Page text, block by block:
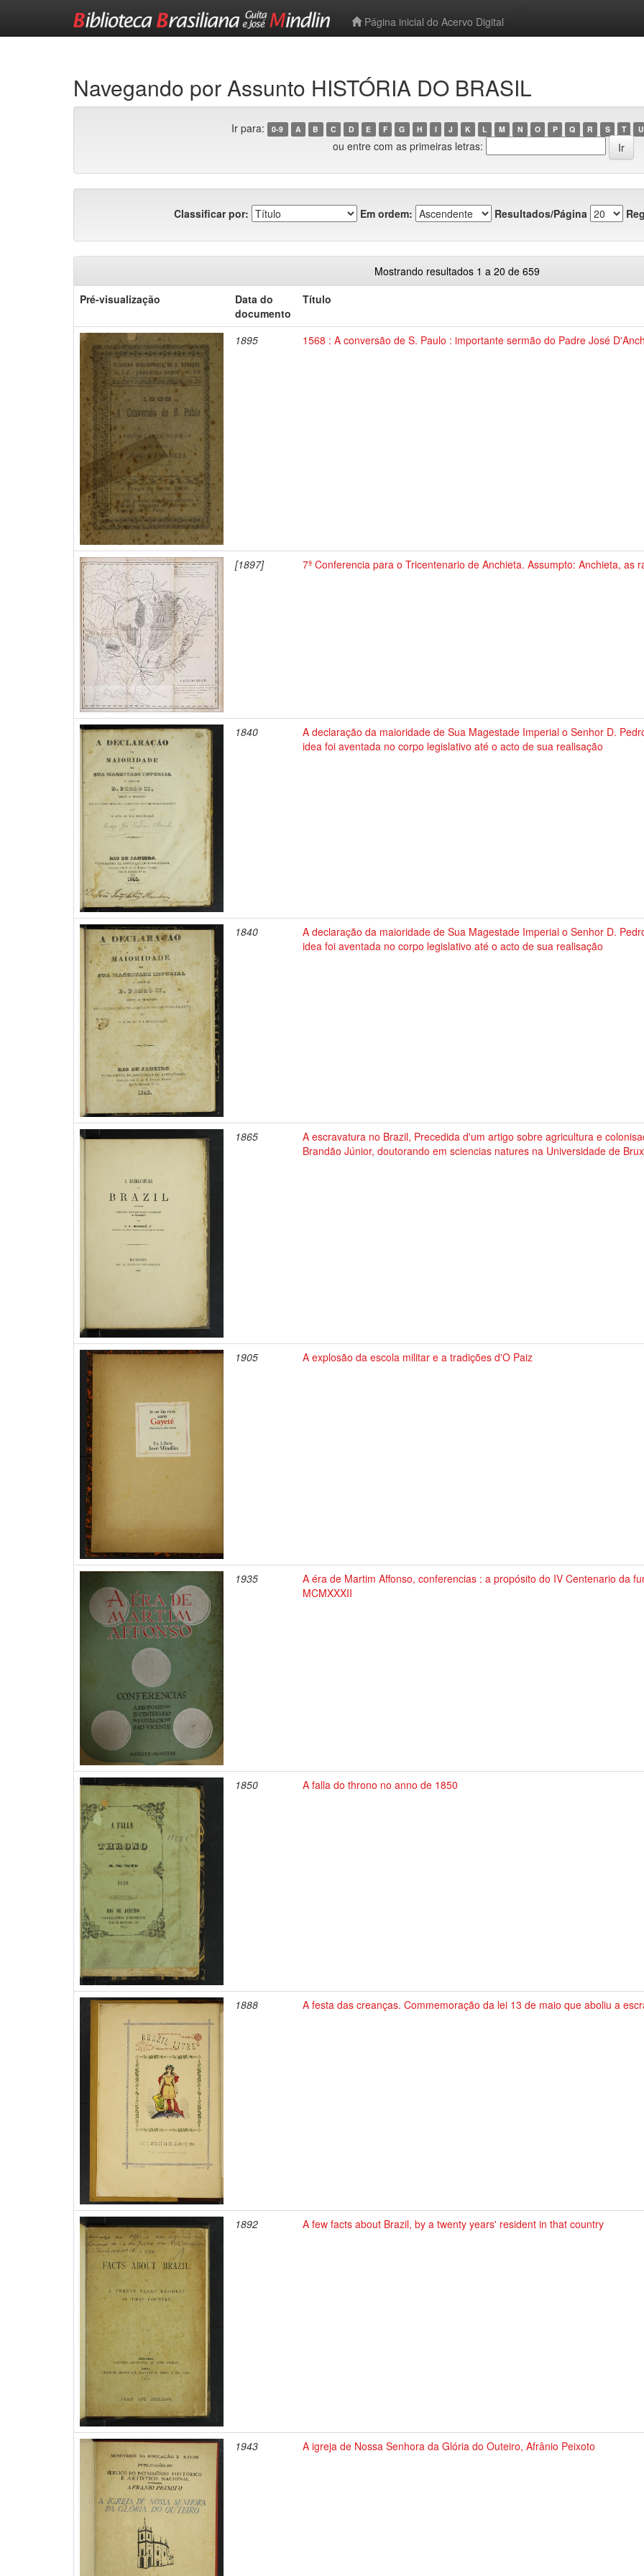
Página inicial do Acervo Digital
Navegando por Assunto HISTÓRIA DO BRASIL
Ir para: 0-9 A B C D E F G H I J K L M N O P Q R S T U
ou entre com as primeiras letras:
Classificar por: Em ordem: Resultados/Página
Mostrando resultados 1 a 20 de 659
Pré-visualização
Data do
documento
Título
1895 1568 : A conversão de S. Paulo : importante sermão do Padre José
[1897] 7ª Conferencia para o Tricentenario de Anchieta. Assumpto: Anchieta, as
1840
A declaração da maioridade de Sua Magestade Imperial o Senhor D.
idea foi aventada no corpo legislativo até o acto de sua realisação
1840
A declaração da maioridade de Sua Magestade Imperial o Senhor D.
idea foi aventada no corpo legislativo até o acto de sua realisação
1865
A escravatura no Brazil, Precedida d'um artigo sobre agricultura e
Brandão Júnior, doutorando em sciencias natures na Universidade de
1905 A explosão da escola militar e a tradições d'O Paiz
1935
A éra de Martim Affonso, conferencias : a propósito do IV Centenario da
MCMXXXII
1850 A falla do throno no anno de 1850
1888 A festa das creanças. Commemoração da lei 13 de maio que aboliu a
1892 A few facts about Brazil, by a twenty years' resident in that country
1943 A igreja de Nossa Senhora da Glória do Outeiro, Afrânio Peixoto